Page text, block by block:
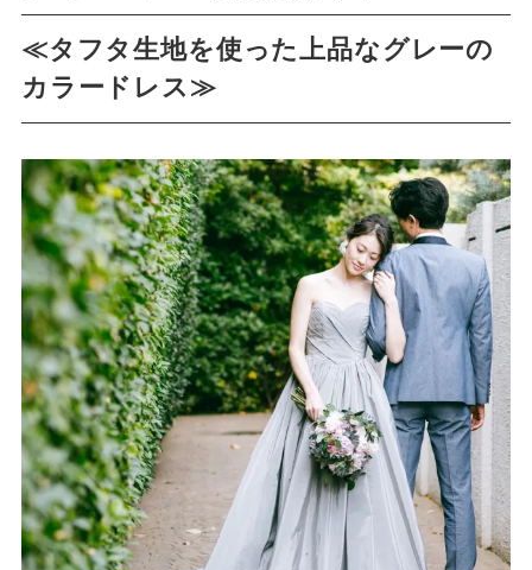
≪タフタ生地を使った上品なグレーの
カラードレス≫